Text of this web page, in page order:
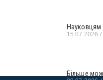
Науковцям
15.07.2026
Більше